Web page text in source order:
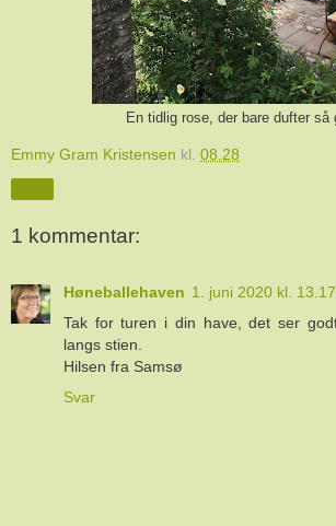
En tidlig rose, der bare dufter så
Emmy Gram Kristensen kl. 08.28
1 kommentar:
Høneballehaven 1. juni 2020 kl. 13.17
Tak for turen i din have, det ser
langs stien.
Hilsen fra Samsø
Svar